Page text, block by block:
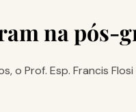
na pós-
Prof. Esp. Francis